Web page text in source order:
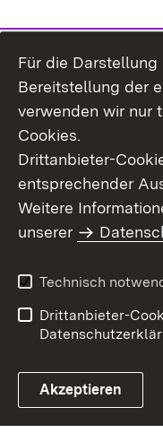
Benutzungshinweise
Für die Darstellung
Bereitstellung der
verwenden wir nur
Cookies.
Drittanbieter-
entsprechender
Weitere
unserer
Technisch
Drittanbieter-
Akzeptieren